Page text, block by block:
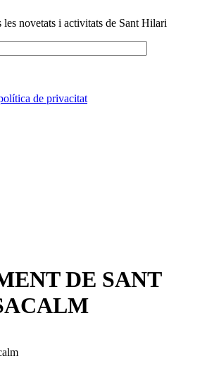
novetats i activitats de Sant Hilari
de privacitat
DE SANT